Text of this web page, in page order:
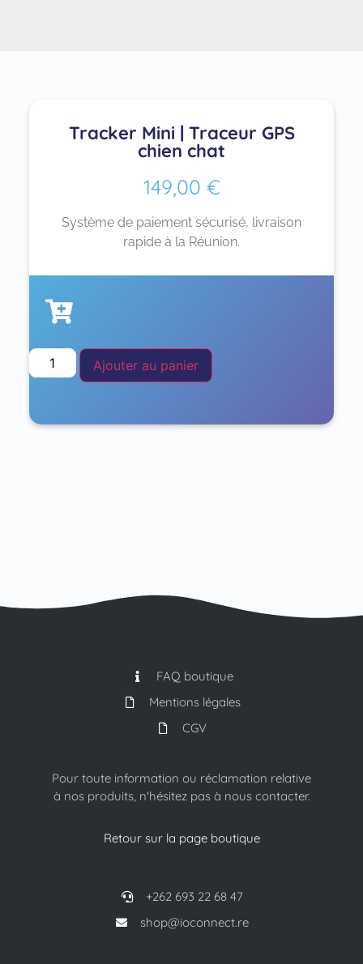
Tracker Mini | Traceur GPS
chien chat
149,00 €
Système de paiement sécurisé, livraison
rapide à la Réunion.
Ajouter au panier
FAQ boutique
Mentions légales
CGV
Pour toute information ou réclamation relative
à nos produits, n'hésitez pas à nous contacter.
Retour sur la page boutique
+262 693 22 68 47
shop@ioconnect.re